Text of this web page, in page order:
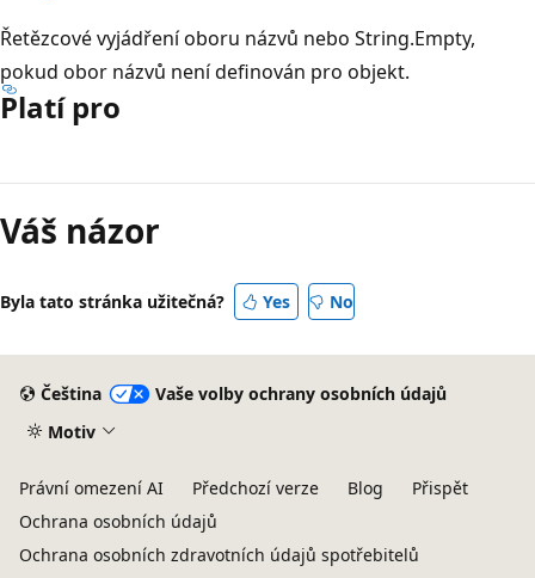
Řetězcové vyjádření oboru názvů nebo String.Empty,
pokud obor názvů není definován pro objekt.
Platí pro
čtení
zakázán
Váš názor
Byla tato stránka užitečná? Yes No
Čeština
Vaše volby ochrany osobních údajů
Motiv
Právní omezení AI Předchozí verze Blog
Přispět
Ochrana osobních údajů
Ochrana osobních zdravotních údajů spotřebitelů